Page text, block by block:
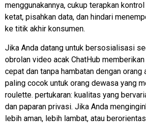
menggunakannya, cukup terapkan
ketat, pisahkan data, dan hindari
ke titik akhir konsumen.
Jika Anda datang untuk bersosialisasi
obrolan video acak ChatHub
cepat dan tanpa hambatan dengan orang
paling cocok untuk orang dewasa yang
roulette. pertukaran: kualitas yang
dan paparan privasi. Jika Anda
lebih aman, lebih lambat, atau